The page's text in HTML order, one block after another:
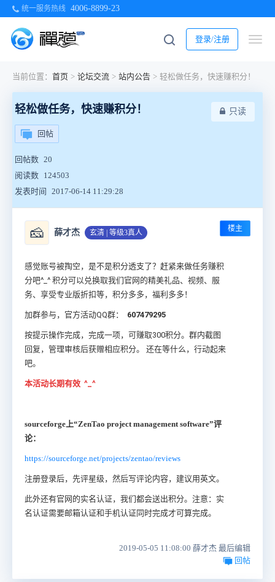
统一服务热线 4006-8899-23
登录/注册
当前位置： 首页 > 论坛交流 > 站内公告 > 轻松做任务，快速赚积分！
只读
轻松做任务，快速赚积分！
回帖
回帖数 20
阅读数 124503
发表时间
2017-06-14 11:29:28
🧀 薛才杰 玄清 | 等级3真人 楼主
感觉账号被掏空，是不是积分透支了？赶紧来做任务赚积
分吧^_^ 积分可以兑换取我们官网的精美礼品、视频、服
务、享受专业版折扣等，积分多多，福利多多！
加群参与，官方活动QQ群： 607479295
按提示操作完成，完成一项，可赚取300积分。群内截图
回复，管理审核后获赠相应积分。 还在等什么，行动起来
吧。
本活动长期有效 ^_^
sourceforge上“ZenTao project management software”评
论：
https://sourceforge.net/projects/zentao/reviews
注册登录后，先评星级，然后写评论内容，建议用英文。
此外还有官网的实名认证，我们都会送出积分。注意：实
名认证需要邮箱认证和手机认证同时完成才可算完成。
2019-05-05 11:08:00 薛才杰 最后编辑
回帖